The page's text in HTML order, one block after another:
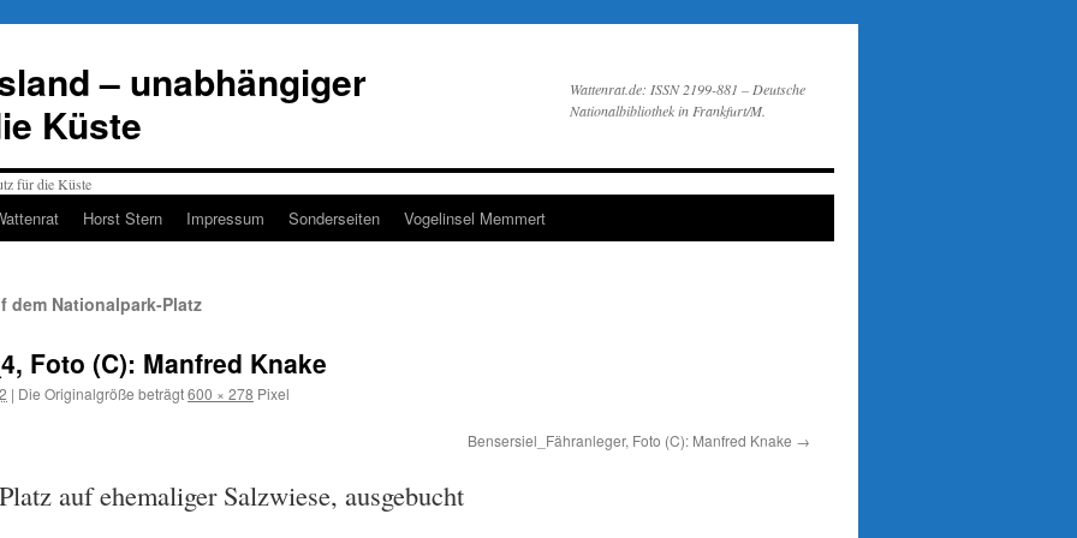
– unabhängiger
Küste
Wattenrat.de: ISSN 2199-881 – Deutsche
Nationalbibliothek in Frankfurt/M.
Horst Stern Impressum Sonderseiten Vogelinsel Memmert
dem Nationalpark-Platz
Foto (C): Manfred Knake
| Die Originalgröße beträgt600 × 278 Pixel
Bensersiel_Fähranleger, Foto (C): Manfred Knake
auf ehemaliger Salzwiese, ausgebucht